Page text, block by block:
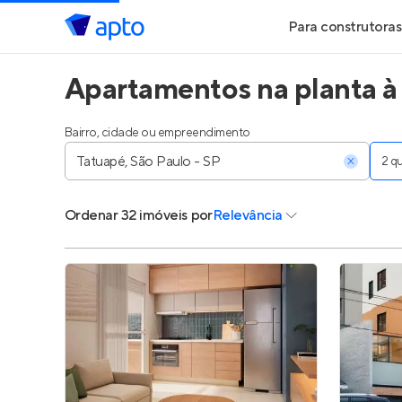
Para construtoras
Geração de
Geração de
Parcerias
Anunciar
Entrar no
Apartamentos na planta
Bairro, cidade ou empreendimento
2
Ordenar32 imóveis porRelevância